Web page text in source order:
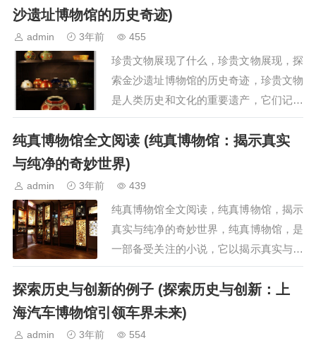
闻名于世，其中，展览的核…
沙遗址博物馆的历史奇迹)
admin 3年前 455
珍贵文物展现了什么，珍贵文物展现，探
索金沙遗址博物馆的历史奇迹，珍贵文物
是人类历史和文化的重要遗产，它们记录
了过去的历史、文明和进步，金沙遗址博
物馆是一座闪耀着历史光芒的宝藏，它展
现了丰富多样的文物，…
纯真博物馆全文阅读 (纯真博物馆：揭示真实
与纯净的奇妙世界)
admin 3年前 439
纯真博物馆全文阅读，纯真博物馆，揭示
真实与纯净的奇妙世界，纯真博物馆，是
一部备受关注的小说，它以揭示真实与纯
净的奇妙世界为主题，通过对博物馆的描
写和故事的展开，给读者带来了深刻的思
考和感受，本文将对，…
探索历史与创新的例子 (探索历史与创新：上
海汽车博物馆引领车界未来)
admin 3年前 554